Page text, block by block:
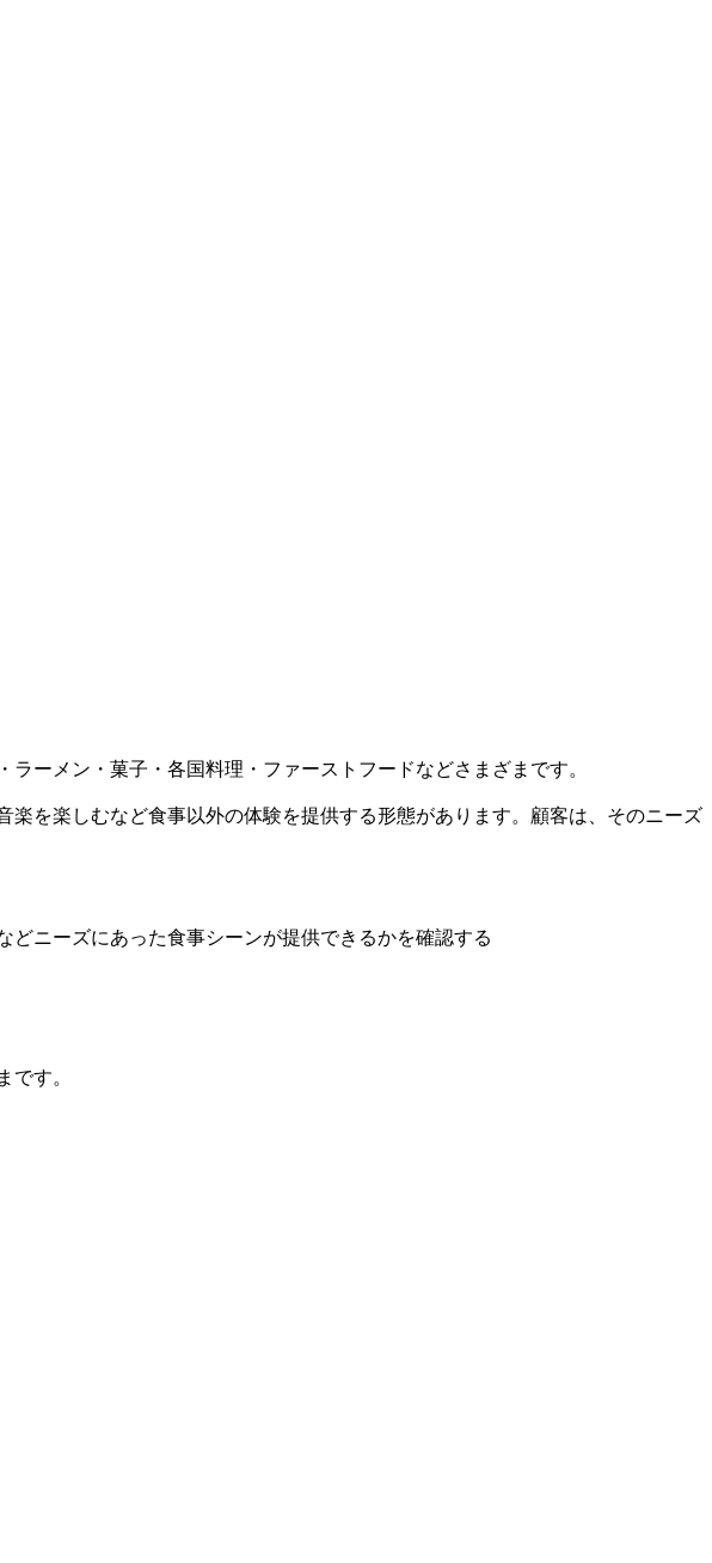
ーメン・菓子・各国料理・ファーストフードなどさまざまです。
を楽しむなど食事以外の体験を提供する形態があります。顧客は、そのニーズ
ニーズにあった食事シーンが提供できるかを確認する
です。